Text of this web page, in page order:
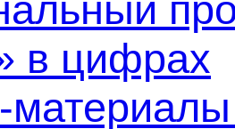
в цифрах